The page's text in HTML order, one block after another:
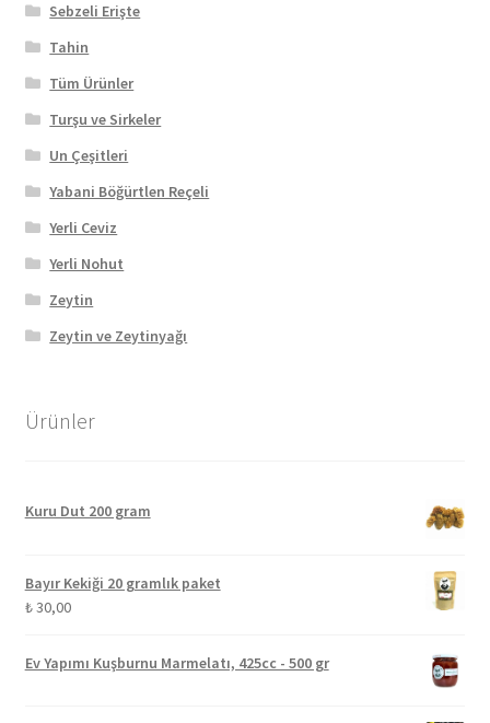
Sebzeli Erişte
Tahin
Tüm Ürünler
Turşu ve Sirkeler
Un Çeşitleri
Yabani Böğürtlen Reçeli
Yerli Ceviz
Yerli Nohut
Zeytin
Zeytin ve Zeytinyağı
Ürünler
Kuru Dut 200 gram
Bayır Kekiği 20 gramlık paket
₺30,00
Ev Yapımı Kuşburnu Marmelatı, 425cc - 500 gr